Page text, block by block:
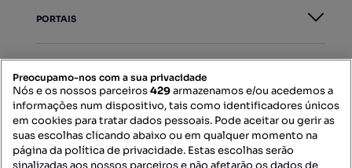
PORTAIS
Contacte-nos
Preocupamo-nos com a sua privacidade
Nós e os nossos parceiros429armazenamos e/ou acedemos a
informações num dispositivo, tais como identificadores únicos
em cookies para tratar dados pessoais. Pode aceitar ou gerir as
suas escolhas clicando abaixo ou em qualquer momento na
página da política de privacidade. Estas escolhas serão
sinalizadas aos nossos parceiros e não afetarão os dados de